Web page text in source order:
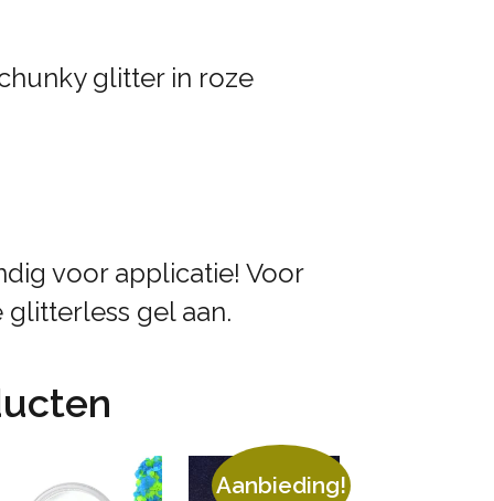
glitter in roze
voor applicatie! Voor
gel aan.
Aanbieding!